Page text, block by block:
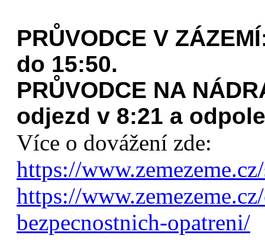
PRŮVODCE V
do 15:50.
PRŮVODCE NA
odjezd v 8:21 a
Více o dovážení zde:
https://
https://
bezpecnostnich-opatreni/